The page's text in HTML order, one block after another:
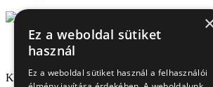
Kapcsolat
Ez a weboldal sütiket
használ
Ez a weboldal sütiket használ a felhasználói